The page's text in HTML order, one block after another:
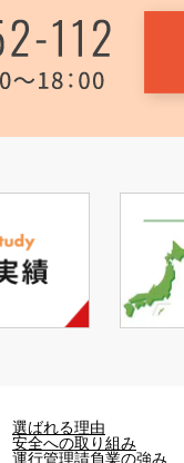
選ばれる理由
安全への取り組み
運行管理請負業の強み